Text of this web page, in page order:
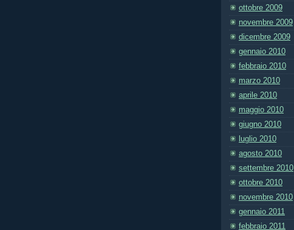
ottobre 2009
novembre 2009
dicembre 2009
gennaio 2010
febbraio 2010
marzo 2010
aprile 2010
maggio 2010
giugno 2010
luglio 2010
agosto 2010
settembre 2010
ottobre 2010
novembre 2010
gennaio 2011
febbraio 2011